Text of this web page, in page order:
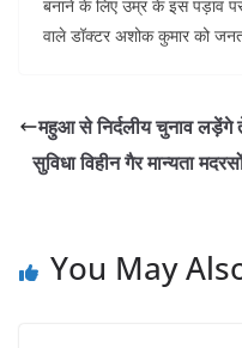
बनाने के लिए उम्र के इस पड़ाव पर
वाले डॉक्टर अशोक कुमार को
महुआ से निर्दलीय चुनाव लड़ेंगे
सुविधा विहीन गैर मान्यता
You May